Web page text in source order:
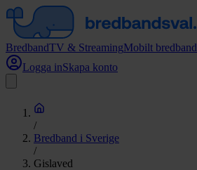
BredbandTV & StreamingMobilt bredband
Logga inSkapa konto
/
Bredband i Sverige
/
Gislaved